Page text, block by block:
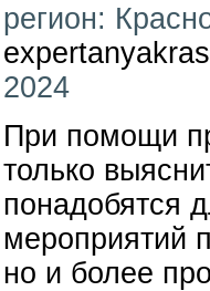
регион:
2024
При помощи
только
понадобятся
мероприятий
но и более